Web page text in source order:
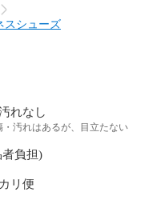
スシューズ
れなし
汚れはあるが、目立たない
負担)
リ便